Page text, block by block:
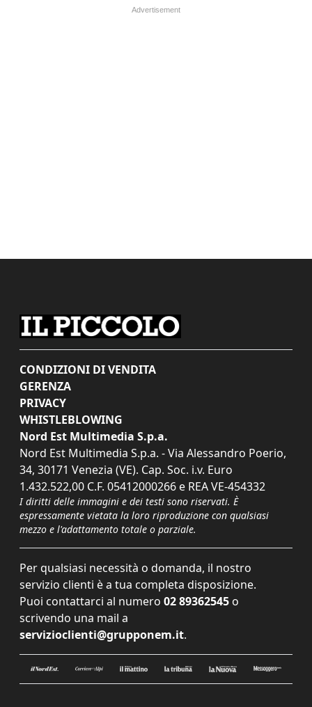
CONDIZIONI DI VENDITA
GERENZA
PRIVACY
WHISTLEBLOWING
Nord Est Multimedia S.p.a.
Nord Est Multimedia S.p.a. - Via Alessandro Poerio,
34, 30171 Venezia (VE). Cap. Soc. i.v. Euro
1.432.522,00 C.F. 05412000266 e REA VE-454332
I diritti delle immagini e dei testi sono riservati. È
espressamente vietata la loro riproduzione con qualsiasi
mezzo e l'adattamento totale o parziale.
Per qualsiasi necessità o domanda, il nostro
servizio clienti è a tua completa disposizione.
Puoi contattarci al numero 02 89362545 o
scrivendo una mail a
servizioclienti@grupponem.it.